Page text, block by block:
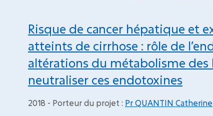
Risque de cancer hépatique et
atteints de cirrhose : rôle de
altérations du métabolisme
neutraliser ces endotoxines
2018 - Porteur du projet : Pr QUANTIN Catherine